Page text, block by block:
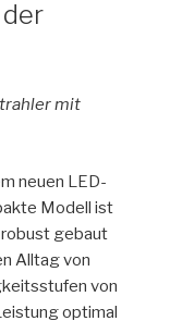
mit
neuen LED-
Modell ist
gebaut
Alltag von
von
optimal